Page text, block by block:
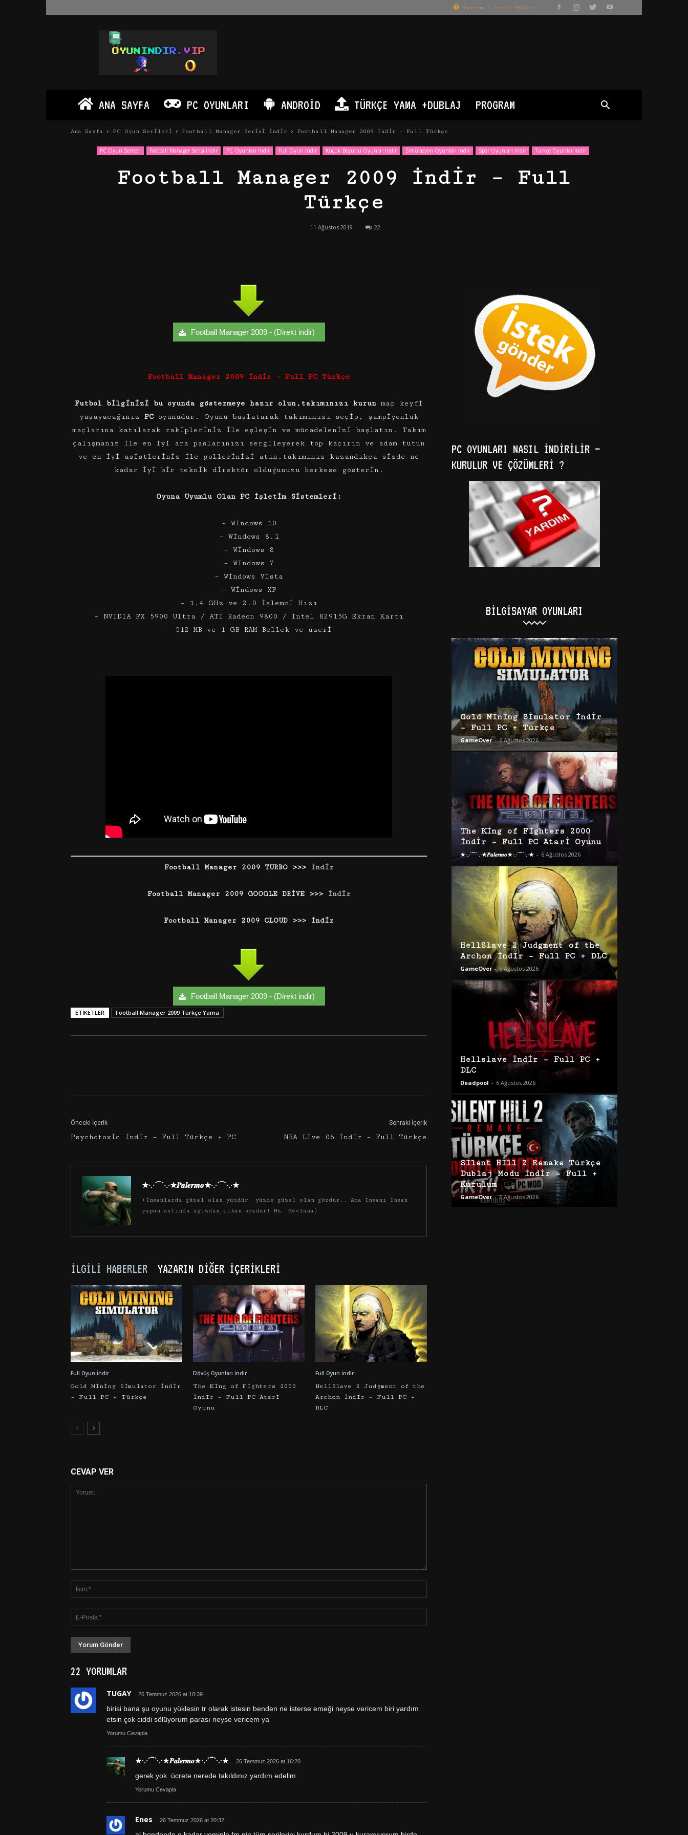
Yardım – İstek Bölümü
Oyun
İndir
PC
Android
ANA SAYFA PC OYUNLARI ANDROID TÜRKÇE YAMA +DUBLAJ PROGRAM
Ana Sayfa PC Oyun Serileri Football Manager Serisi İndir Football Manager 2009 İndir – Full Türkçe
PC Oyun Serileri Football Manager Serisi İndir PC Oyunları İndir Full Oyun İndir Küçük Boyutlu Oyunlar İndir Simülasyon Oyunları İndir Spor Oyunları İndir Türkçe Oyunlar İndir
Football Manager 2009 İndir – Full
Türkçe
11 Ağustos 2019 22
Football Manager 2009 - (Direkt indir)
Football Manager 2009 İndir – Full PC Türkçe
Futbol bilginizi bu oyunda göstermeye hazır olun,takımınızı kurun maç keyfi
yaşayacağınız PCoyunudur. Oyunu başlatarak takımınızı seçip, şampiyonluk
maçlarına katılarak rakipleriniz ile eşleşin ve mücadelenizi başlatın. Takım
çalışmanız ile en iyi ara paslarınızı sergileyerek top kaçırın ve adam tutun
ve en iyi asistleriniz ile gollerinizi atın.takımınız kazandıkça sizde ne
kadar iyi bir teknik direktör olduğunuzu herkese gösterin.
Oyuna Uyumlu Olan PC İşletim Sistemleri:
– Windows 10
– Windows 8.1
– Windows 8
– Windows 7
– Windows Vista
– Windows XP
– 1.4 GHz ve 2.0 İşlemci Hızı
– NVIDIA FX 5900 Ultra / ATI Radeon 9800 / Intel 82915G Ekran Kartı
– 512 MB ve 1 GB RAM Bellek ve üzeri
Football Manager 2009 TURBO >>> İndir
Football Manager 2009 GOOGLE DRİVE >>> İndir
Football Manager 2009 CLOUD >>> İndir
Football Manager 2009 - (Direkt indir)
ETIKETLER Football Manager 2009 Türkçe Yama
Önceki İçerik
Psychotoxic İndir – Full Türkçe + PC
Sonraki İçerik
NBA Live 06 İndir – Full Türkçe
★·.·´¯`·.·★𝑷𝒂𝒍𝒆𝒓𝒎𝒐★·.·´¯`·.·★
(İnsanlarda güzel olan yüzdür, yüzde güzel olan gözdür.. Ama insanı insan
yapan aslında ağızdan çıkan sözdür! Hz. Mevlana)
İLGILI HABERLER YAZARIN DIĞER İÇERIKLERI
Full Oyun İndir
Gold Mining Simulator İndir
– Full PC + Türkçe
Dövüş Oyunları İndir
The King of Fighters 2000
İndir – Full PC Atari
Oyunu
Full Oyun İndir
HellSlave 2 Judgment of the
Archon İndir – Full PC +
DLC
CEVAP VER
22 YORUMLAR
TUGAY 26 Temmuz 2026 at 10:39
birisi bana şu oyunu yüklesin tr olarak istesin benden ne isterse emeği neyse vericem biri yardım
etsin çok ciddi sölüyorum parası neyse vericem ya
Yorumu Cevapla
★·.·´¯`·.·★𝑷𝒂𝒍𝒆𝒓𝒎𝒐★·.·´¯`·.·★ 26 Temmuz 2026 at 16:20
gerek yok. ücrete nerede takıldınız yardım edelim.
Yorumu Cevapla
Enes 26 Temmuz 2026 at 20:32
PC OYUNLARI NASIL İNDIRILIR –
KURULUR VE ÇÖZÜMLERI ?
BILGISAYAR OYUNLARI
Gold Mining Simulator İndir
– Full PC + Türkçe
GameOver - 6 Ağustos 2026
The King of Fighters 2000
İndir – Full PC Atari Oyunu
★·.·´¯`·.·★𝑷𝒂𝒍𝒆𝒓𝒎𝒐★·.·´¯`·.·★ - 6 Ağustos 2026
HellSlave 2 Judgment of the
Archon İndir – Full PC + DLC
GameOver - 6 Ağustos 2026
Hellslave İndir – Full PC +
DLC
Deadpool - 6 Ağustos 2026
Silent Hill 2 Remake Türkçe
Dublaj Modu İndir – Full +
Kurulum
GameOver - 6 Ağustos 2026